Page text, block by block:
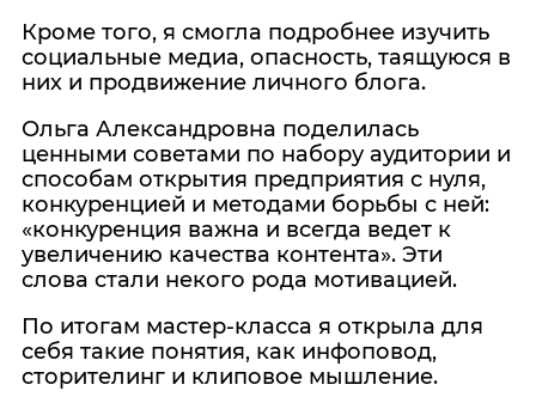
Кроме того, я смогла подробнее изучить
социальные медиа, опасность, таящуюся в
них и продвижение личного блога.
Ольга Александровна поделилась
ценными советами по набору аудитории и
способам открытия предприятия с нуля,
конкуренцией и методами борьбы с ней:
«конкуренция важна и всегда ведет к
увеличению качества контента». Эти
слова стали некого рода мотивацией.
По итогам мастер-класса я открыла для
себя такие понятия, как инфоповод,
сторителинг и клиповое мышление.